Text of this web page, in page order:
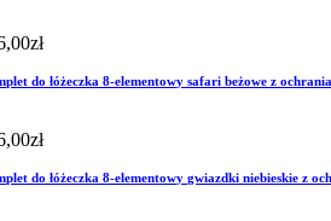
zł
do łóżeczka 8-elementowy safari beżowe z
zł
do łóżeczka 8-elementowy gwiazdki niebieskie z